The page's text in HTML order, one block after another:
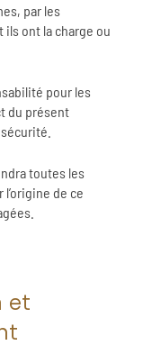
par les
ont la charge ou
pour les
du présent
toutes les
de ce
et